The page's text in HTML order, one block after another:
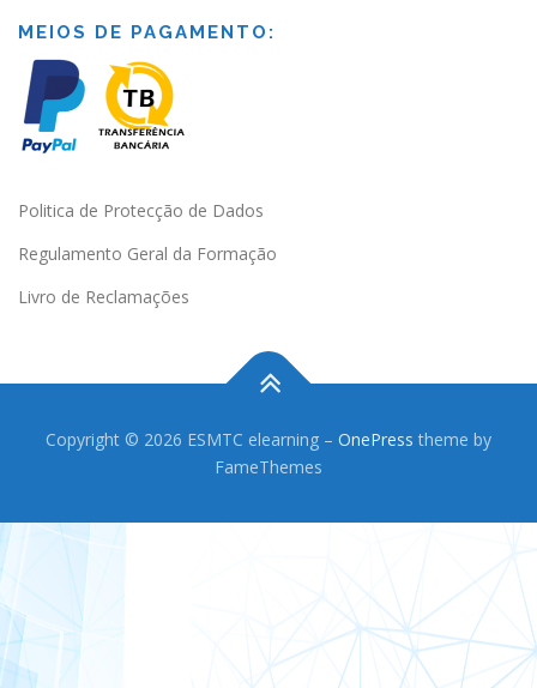
MEIOS DE PAGAMENTO:
Politica de Protecção de Dados
Regulamento Geral da Formação
Livro de Reclamações
Copyright © 2026 ESMTC elearning – OnePress theme by
FameThemes